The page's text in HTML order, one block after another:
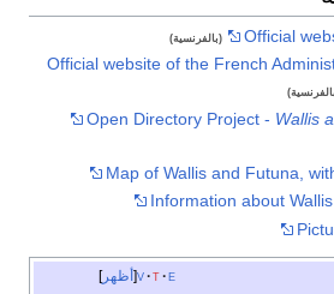
Official (بالفرنسية)
Official website of the French
Open Directory Project - Wallis
Map of Wallis and Futuna,
Information about
أظهر v t e